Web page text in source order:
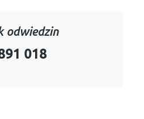
odwiedzin
018